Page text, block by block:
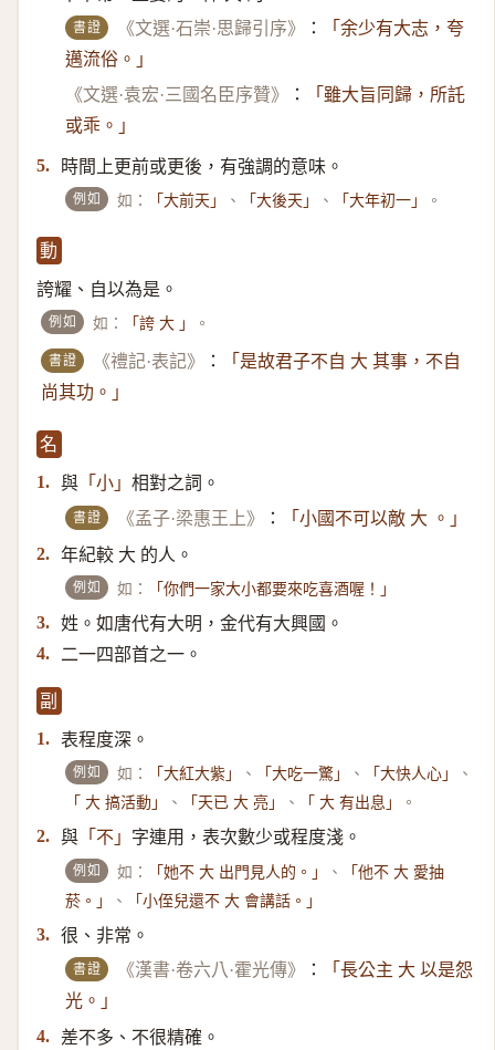
書證 《文選·石崇·思歸引序》 ：
「余少有大志，夸
邁流俗。」
《文選·袁宏·三國名臣序贊》
：
「雖大旨同歸，所託
或乖。」
5. 時間上更前或更後，有強調的意味。
例如 如： 「大前天」 、 「大後天」 、 「大年初一」 。
動
誇耀、自以為是。
例如 如： 「誇 大 」 。
書證 《禮記·表記》 ：
「是故君子不自 大 其事，不自
尚其功。」
名
1. 與 「小」 相對之詞。
書證 《孟子·梁惠王上》 ：
「小國不可以敵 大 。」
2. 年紀較 大 的人。
例如 如： 「你們一家大小都要來吃喜酒喔！」
3. 姓。如唐代有大明，金代有大興國。
4. 二一四部首之一。
副
1. 表程度深。
例如 如： 「大紅大紫」 、 「大吃一驚」 、 「大快人心」 、
「 大 搞活動」 、 「天已 大 亮」 、 「 大 有出息」 。
2. 與 「不」 字連用，表次數少或程度淺。
例如 如： 「她不 大 出門見人的。」 、
「他不 大 愛抽
菸。」
、 「小侄兒還不 大 會講話。」
3. 很、非常。
書證 《漢書·卷六八·霍光傳》 ：
「長公主 大 以是怨
光。」
4. 差不多、不很精確。